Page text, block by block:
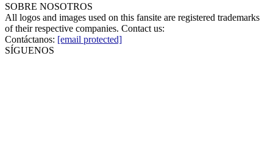
SOBRE NOSOTROS
All logos and images used on this fansite are registered trademarks
of their respective companies. Contact us:
Contáctanos: [email protected]
SÍGUENOS